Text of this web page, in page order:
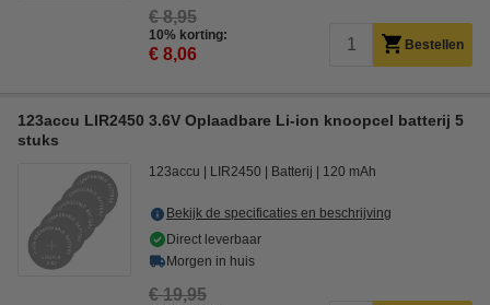
€ 8,95
10% korting:
€ 8,06 Bestellen
123accu LIR2450 3.6V Oplaadbare Li-ion knoopcel batterij 5
stuks
123accu LIR2450 Batterij 120 mAh
Bekijk de specificaties en beschrijving
Direct leverbaar
Morgen in huis
€ 19,95